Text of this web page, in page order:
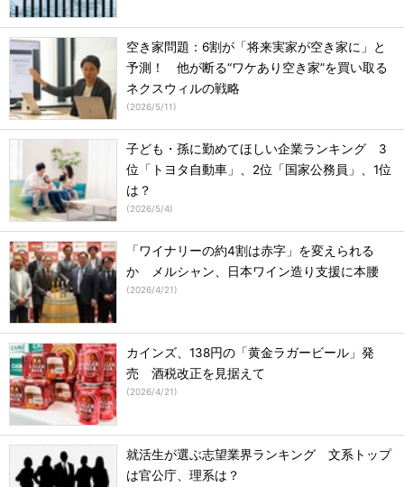
空き家問題：6割が「将来実家が空き家に」と
予測！ 他が断る“ワケあり空き家”を買い取る
ネクスウィルの戦略
(2026/5/11)
子ども・孫に勤めてほしい企業ランキング 3
位「トヨタ自動車」、2位「国家公務員」、1位
は？
(2026/5/4)
「ワイナリーの約4割は赤字」を変えられる
か メルシャン、日本ワイン造り支援に本腰
(2026/4/21)
カインズ、138円の「黄金ラガービール」発
売 酒税改正を見据えて
(2026/4/21)
就活生が選ぶ志望業界ランキング 文系トップ
は官公庁、理系は？